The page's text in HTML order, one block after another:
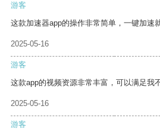
游客
这款加速器app的操作非常简单，一键加速
2025-05-16
游客
这款app的视频资源非常丰富，可以满足我
2025-05-16
游客